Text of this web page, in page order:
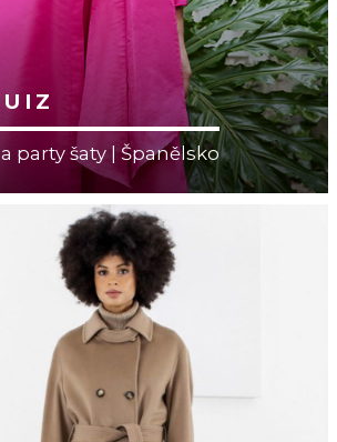
party šaty | Španělsko